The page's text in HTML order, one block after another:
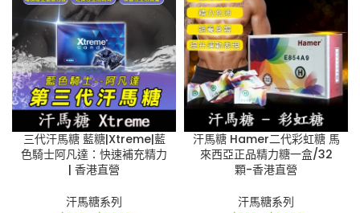
三代汗馬糖 藍糖|Xtreme|藍
色騎士阿凡達：快速補充精力
| 香港直營
汗馬糖系列
汗馬糖 Hamer二代彩虹糖 馬
來西亞正品精力糖一盒/32
顆-香港直營
汗馬糖系列